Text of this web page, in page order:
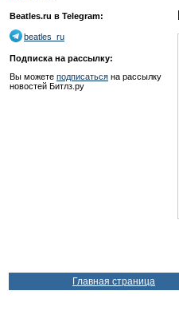
Beatles.ru в Telegram:
beatles_ru
Подписка на рассылку:
Вы можете подписаться на рассылку
новостей Битлз.ру
Главная страница